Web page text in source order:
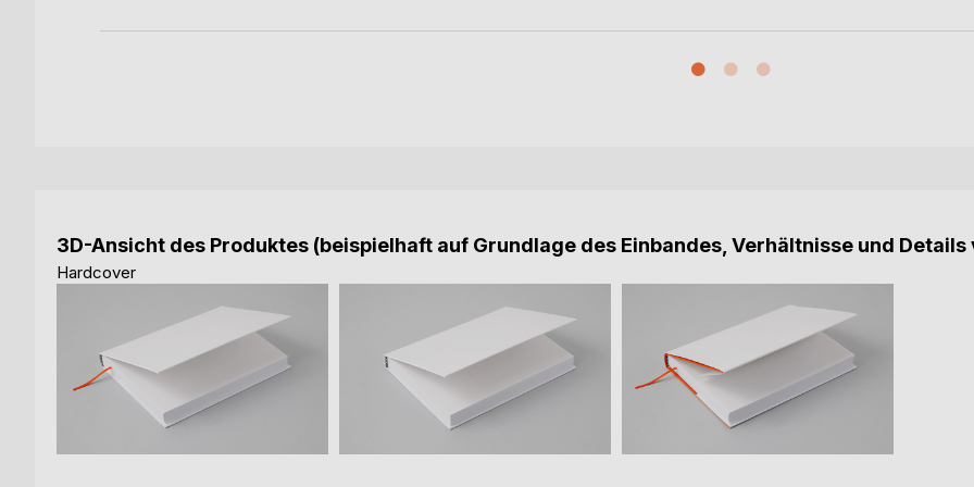
3D-Ansicht des Produktes (beispielhaft auf Grundlage des Einbandes, Verhältnisse und
Hardcover